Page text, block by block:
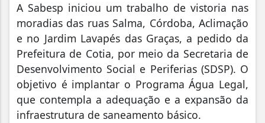
A Sabesp iniciou um trabalho de vistoria nas
moradias das ruas Salma, Córdoba, Aclimação
e no Jardim Lavapés das Graças, a pedido da
Prefeitura de Cotia, por meio da Secretaria de
Desenvolvimento Social e Periferias (SDSP). O
objetivo é implantar o Programa Água Legal,
que contempla a adequação e a expansão da
infraestrutura de saneamento básico.